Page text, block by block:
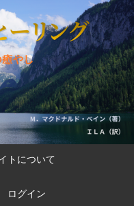
トについて
ログイン